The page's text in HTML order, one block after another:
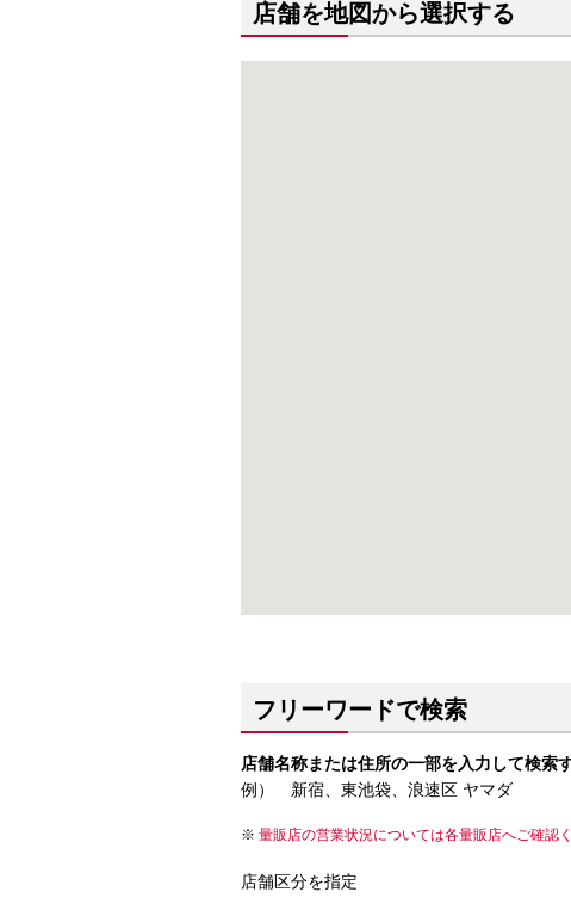
店舗を地図から選択する
フリーワードで検索
店舗名称または住所の一部を入力して検索
例） 新宿、東池袋、浪速区 ヤマダ
量販店の営業状況については各量販店へご確認く
店舗区分を指定